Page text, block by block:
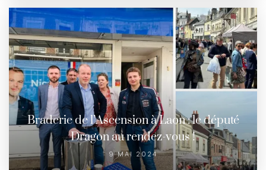
Braderie de l’Ascension à Laon : le député
Dragon au rendez-vous !
9 MAI 2024